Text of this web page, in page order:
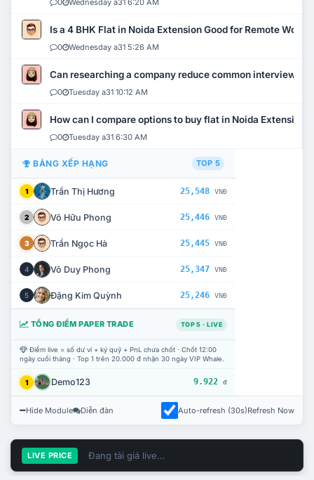
0 Wednesday a31 6:20 AM
Is a 4 BHK Flat in Noida Extension Good for Remote Work?
0 Wednesday a31 5:26 AM
Can researching a company reduce common interview
0 Tuesday a31 10:12 AM
How can I compare options to buy flat in Noida Extension?
0 Tuesday a31 6:30 AM
BẢNG XẾP HẠNG TOP 5
1 Trần Thị Hương 25,548 VNĐ
2 Võ Hữu Phong 25,446 VNĐ
3 Trần Ngọc Hà 25,445 VNĐ
4 Võ Duy Phong 25,347 VNĐ
5 Đặng Kim Quỳnh 25,246 VNĐ
TỔNG ĐIỂM PAPER TRADE TOP 5 · LIVE
Điểm live = số dư ví + ký quỹ + PnL chưa chốt · Chốt 12:00
ngày cuối tháng · Top 1 trên 20.000 đ nhận 30 ngày VIP Whale.
1 Demo123 9.922 đ
Hide Module Diễn đàn Auto-refresh (30s)Refresh Now
LIVE PRICE Đang tải giá live...